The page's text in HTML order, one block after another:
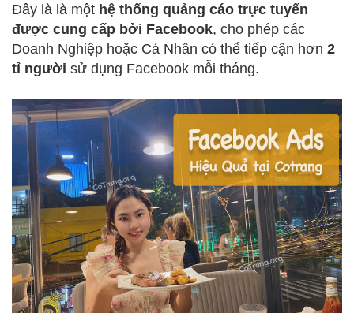
Đây là là một hệ thống quảng cáo trực tuyến
được cung cấp bởi Facebook, cho phép các
Doanh Nghiệp hoặc Cá Nhân có thể tiếp cận hơn 2
tỉ người sử dụng Facebook mỗi tháng.